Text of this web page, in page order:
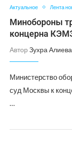
Актуальное Лента
Минобороны
концерна
Автор Зухра Алиева
Министерство
суд Москвы к
…